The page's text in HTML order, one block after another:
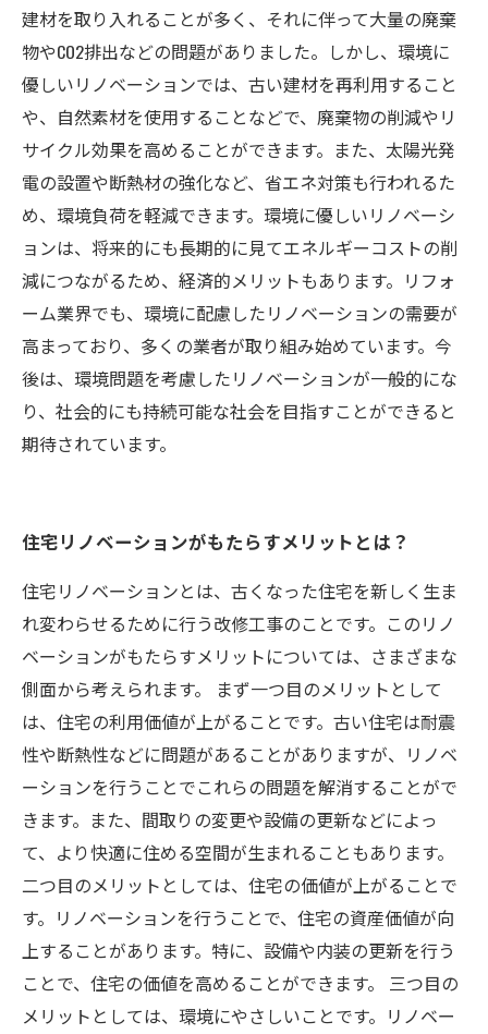
建材を取り入れることが多く、それに伴って大量の廃棄
物やCO2排出などの問題がありました。しかし、環境に
優しいリノベーションでは、古い建材を再利用すること
や、自然素材を使用することなどで、廃棄物の削減やリ
サイクル効果を高めることができます。また、太陽光発
電の設置や断熱材の強化など、省エネ対策も行われるた
め、環境負荷を軽減できます。環境に優しいリノベーシ
ョンは、将来的にも長期的に見てエネルギーコストの削
減につながるため、経済的メリットもあります。リフォ
ーム業界でも、環境に配慮したリノベーションの需要が
高まっており、多くの業者が取り組み始めています。今
後は、環境問題を考慮したリノベーションが一般的にな
り、社会的にも持続可能な社会を目指すことができると
期待されています。
住宅リノベーションがもたらすメリットとは？
住宅リノベーションとは、古くなった住宅を新しく生ま
れ変わらせるために行う改修工事のことです。このリノ
ベーションがもたらすメリットについては、さまざまな
側面から考えられます。 まず一つ目のメリットとして
は、住宅の利用価値が上がることです。古い住宅は耐震
性や断熱性などに問題があることがありますが、リノベ
ーションを行うことでこれらの問題を解消することがで
きます。また、間取りの変更や設備の更新などによっ
て、より快適に住める空間が生まれることもあります。
二つ目のメリットとしては、住宅の価値が上がることで
す。リノベーションを行うことで、住宅の資産価値が向
上することがあります。特に、設備や内装の更新を行う
ことで、住宅の価値を高めることができます。 三つ目の
メリットとしては、環境にやさしいことです。リノベー